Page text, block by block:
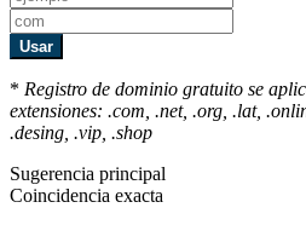
Usar
* Registro de dominio gratuito se
extensiones: .com, .net, .org, .lat,
.desing, .vip, .shop
Sugerencia principal
Coincidencia exacta